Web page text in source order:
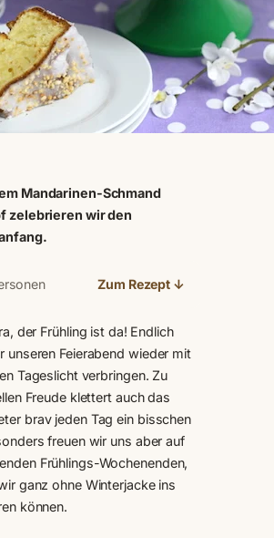
Mandarinen-Schmand
zelebrieren wir den
Zum Rezept ↓
der Frühling ist da! Endlich
unseren Feierabend wieder mit
Tageslicht verbringen. Zu
Freude klettert auch das
brav jeden Tag ein bisschen
freuen wir uns aber auf
Frühlings-Wochenenden,
ganz ohne Winterjacke ins
können.